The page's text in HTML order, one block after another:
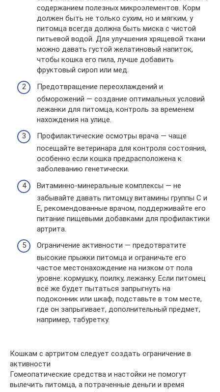
содержанием полезных микроэлементов. Корм
должен быть не только сухим, но и мягким, у
питомца всегда должна быть миска с чистой
питьевой водой. Для улучшения хрящевой ткани
можно давать густой желатиновый напиток,
чтобы кошка его пила, лучше добавить
фруктовый сироп или мед.
Предотвращение переохлаждений и
обморожений — создание оптимальных условий
лежанки для питомца, контроль за временем
нахождения на улице.
Профилактические осмотры врача — чаще
посещайте ветеринара для контроля состояния,
особенно если кошка предрасположена к
заболеванию генетически.
Витаминно-минеральные комплексы — не
забывайте давать питомцу витамины группы C и
E, рекомендованные врачом, поддерживайте его
питание пищевыми добавками для профилактики
артрита.
Ограничение активности — предотвратите
высокие прыжки питомца и ограничьте его
частое местонахождение на низком от пола
уровне: кормушку, поилку, лежанку. Если питомец
всё же будет пытаться запрыгнуть на
подоконник или шкаф, подставьте в том месте,
где он запрыгивает, дополнительный предмет,
например, табуретку.
Кошкам с артритом следует создать ограничение в
активности
Гомеопатические средства и настойки не помогут
вылечить питомца, а потраченные деньги и время